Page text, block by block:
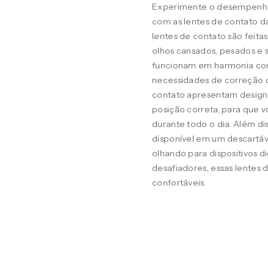
Experimente o
com as lentes de contato
lentes de contato são
olhos cansados, pesados e
funcionam em harmonia
necessidades de correção
contato apresentam
posição correta, para que
durante todo o dia. Além
disponível em um
olhando para dispositivos
desafiadores, essas lentes
confortáveis.